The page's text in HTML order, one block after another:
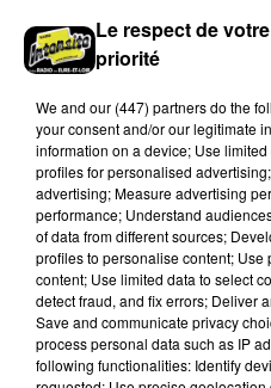
Wagner. Par...Le respect de
priorité
We and our (447) partnersdo the
your consent and/or our legitimate
information on a device; Use
profiles for personalised
advertising; Measure advertising
performance; Understand
of data from different sources;
profiles to personalise content;
content; Use limited data to select
detect fraud, and fix errors; Deliver
Save and communicate privacy
process personal data such as IP
following functionalities: Identify